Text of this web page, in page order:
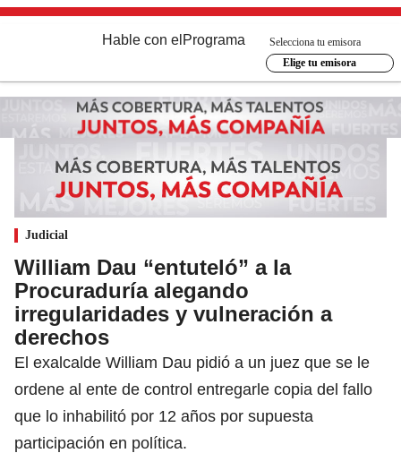
Hable con el Programa
Selecciona tu emisora
Elige tu emisora
Judicial
William Dau “entuteló” a la
Procuraduría alegando
irregularidades y vulneración a
derechos
El exalcalde William Dau pidió a un juez que se le
ordene al ente de control entregarle copia del fallo
que lo inhabilitó por 12 años por supuesta
participación en política.